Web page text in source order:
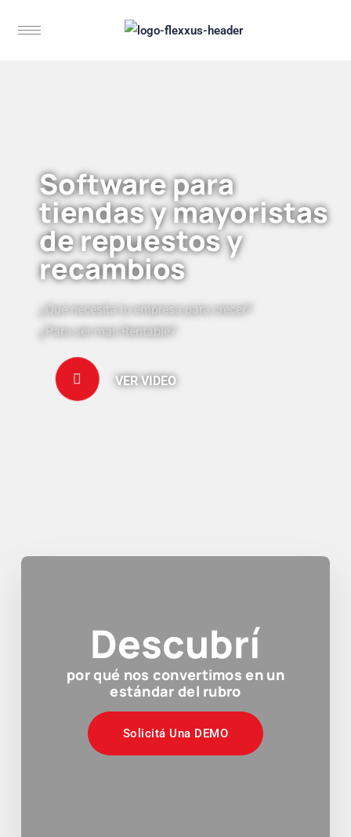
Software para
tiendas y mayoristas
de repuestos y
recambios
¿Qué necesita tu empresa para crecer?
¿Para ser más Rentable?
VER VIDEO
Descubrí
por qué nos convertimos en un
estándar del rubro
Solicitá Una DEMO